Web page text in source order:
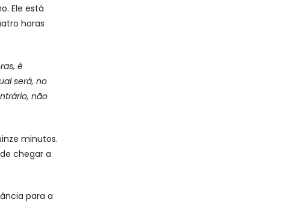
Ele está
horas
é
será, no
não
minutos.
chegar a
para a